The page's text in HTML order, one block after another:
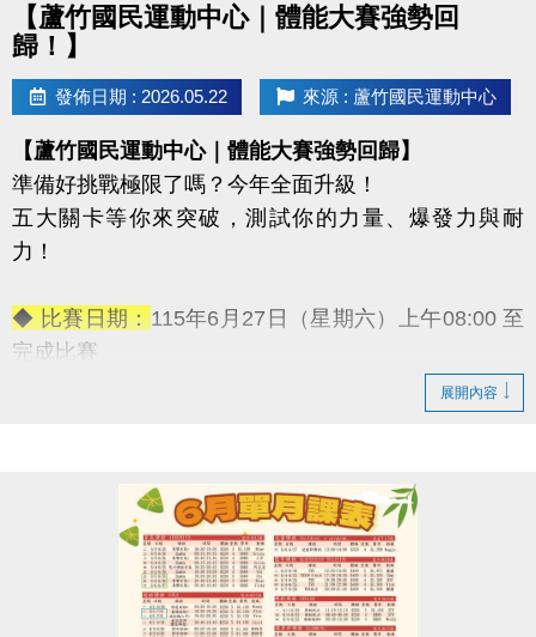
【蘆竹國民運動中心｜體能大賽強勢回
歸！】
發佈日期 : 2026.05.22 來源 : 蘆竹國民運動中心
【蘆竹國民運動中心｜體能大賽強勢回歸】
準備好挑戰極限了嗎？今年全面升級！
五大關卡等你來突破，測試你的力量、爆發力與耐
力！
◆ 比賽日期：115年6月27日（星期六）上午08:00 至
完成比賽
18歲以上皆可參加（男子組／女子組）
【免費報名】！
◆ 活動獎勵：
→ 冠軍獎金：5,000元
→ 亞軍獎金：3,000元
展開內容